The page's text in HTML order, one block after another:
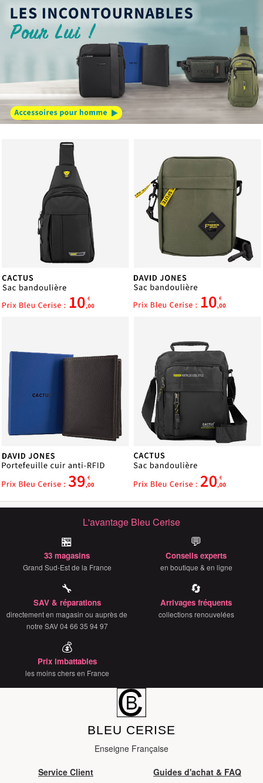
L'avantage Bleu Cerise
🏪
33 magasins
Grand Sud-Est de la France
💬
Conseils experts
en boutique & en ligne
🔧
SAV & réparations
directement en magasin ou auprès de
notre SAV 04 66 35 94 97
🔄
Arrivages fréquents
collections renouvelées
💰
Prix imbattables
les moins chers en France
BLEU CERISE
Enseigne Française
Service Client
Guides d'achat & FAQ